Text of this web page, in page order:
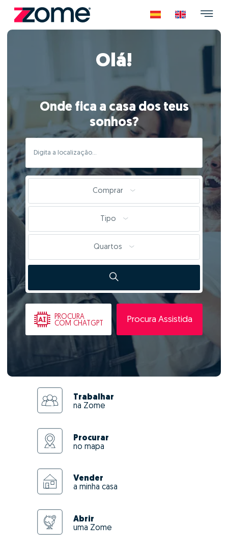
Olá!
Onde fica a casa dos teus
sonhos?
Comprar
Tipo
Quartos
PROCURA
COM CHATGPT
Procura Assistida
Trabalhar
na Zome
Procurar
no mapa
Vender
a minha casa
Abrir
uma Zome